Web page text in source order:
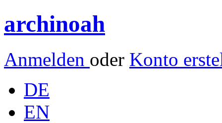
archinoah
Anmelden oder Konto
DE
EN